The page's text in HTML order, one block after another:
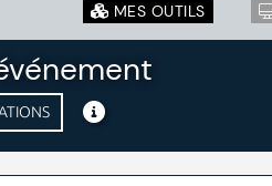
MES OUTILS